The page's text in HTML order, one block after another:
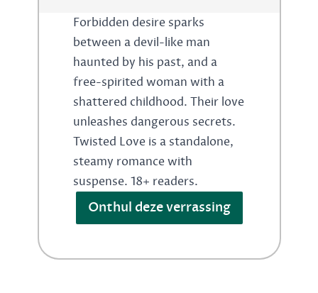
Forbidden desire sparks
between a devil-like man
haunted by his past, and a
free-spirited woman with a
shattered childhood. Their love
unleashes dangerous secrets.
Twisted Love is a standalone,
steamy romance with
suspense. 18+ readers.
Onthul deze verrassing